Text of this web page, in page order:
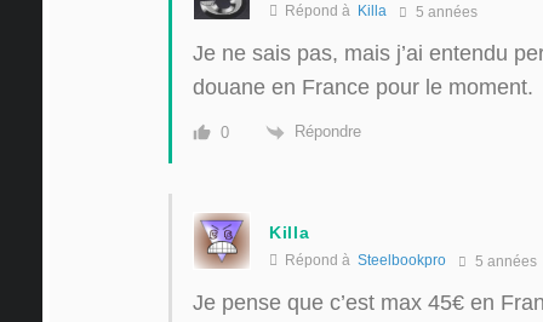
Répond à Killa 5 années
Je ne sais pas, mais j’ai entendu
douane en France pour le moment.
0 Répondre
Killa
Répond à Steelbookpro 5 années
Je pense que c’est max 45€ en